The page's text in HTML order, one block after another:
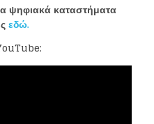
ψηφιακά καταστήματα
εδώ.